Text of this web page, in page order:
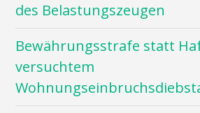
des Belastungszeugen
Bewährungsstrafe statt
versuchtem